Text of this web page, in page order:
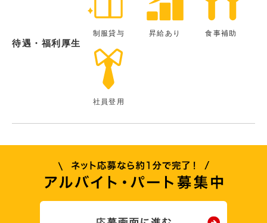
待遇・福利厚生
制服貸与 昇給あり 食事補助
社員登用